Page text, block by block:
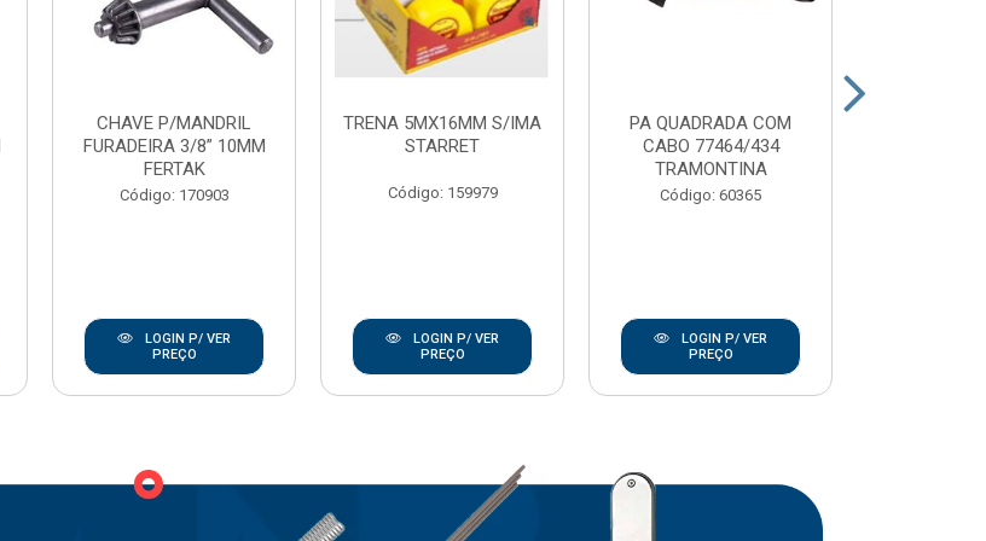
CHAVE P/MANDRIL
FURADEIRA 3/8” 10MM
FERTAK
Código: 170903
LOGIN P/ VER
PREÇO
TRENA 5MX16MM S/IMA
STARRET
Código: 159979
LOGIN P/ VER
PREÇO
PA QUADRADA COM
CABO 77464/434
TRAMONTINA
Código: 60365
LOGIN P/ VER
PREÇO